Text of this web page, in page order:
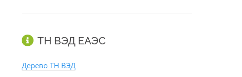
ТН ВЭД ЕАЭС
Дерево ТН ВЭД